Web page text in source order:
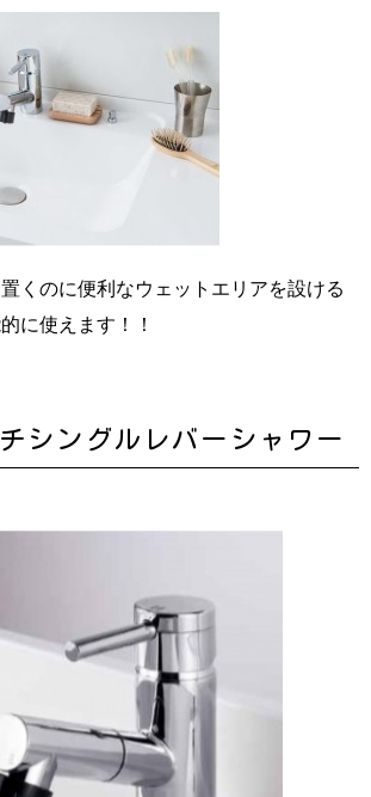
くのに便利なウェットエリアを設ける
に使えます！！
シングルレバーシャワー